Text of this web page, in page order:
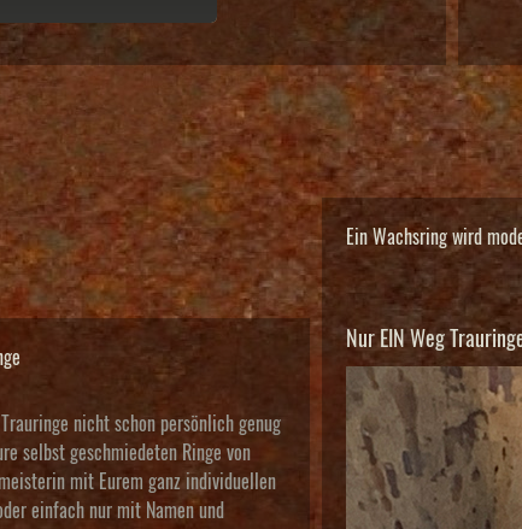
nicht schon persönlich genug
selbst geschmiedeten Ringe von
mit Eurem ganz individuellen
einfach nur mit Namen und
Ein Wachsring wird
Nur EIN Weg